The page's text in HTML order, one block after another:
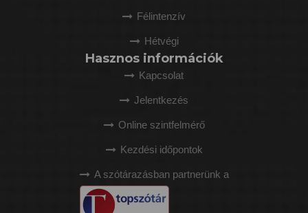
Félintenzív
Hétvégi
Hasznos információk
Kapcsolat
Jelentkezés
Online szintfelmérő
Kezdési időpontok
A szótárazásban partnerünk a